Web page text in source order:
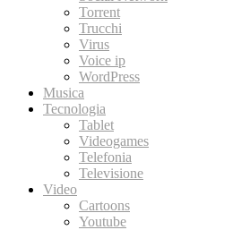
Torrent
Trucchi
Virus
Voice ip
WordPress
Musica
Tecnologia
Tablet
Videogames
Telefonia
Televisione
Video
Cartoons
Youtube